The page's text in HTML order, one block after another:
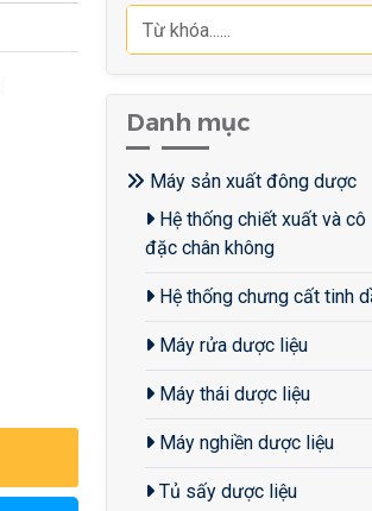
Danh mục
Máy sản xuất đông dược
Hệ thống chiết xuất và cô
đặc chân không
Hệ thống chưng cất tinh
Máy rửa dược liệu
Máy thái dược liệu
Máy nghiền dược liệu
Tủ sấy dược liệu